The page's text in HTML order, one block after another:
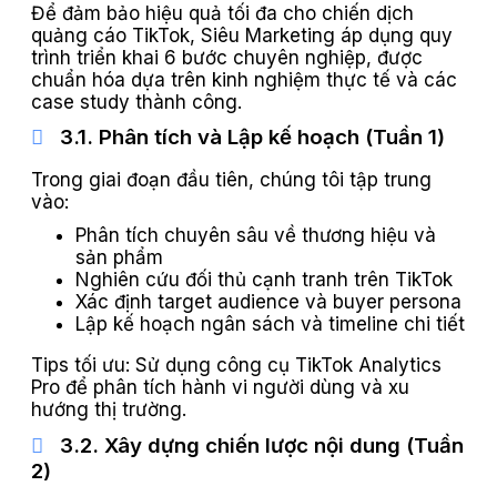
Để đảm bảo hiệu quả tối đa cho chiến dịch
quảng cáo TikTok, Siêu Marketing áp dụng quy
trình triển khai 6 bước chuyên nghiệp, được
chuẩn hóa dựa trên kinh nghiệm thực tế và các
case study thành công.
3.1. Phân tích và Lập kế hoạch (Tuần 1)
Trong giai đoạn đầu tiên, chúng tôi tập trung
vào:
Phân tích chuyên sâu về thương hiệu và
sản phẩm
Nghiên cứu đối thủ cạnh tranh trên TikTok
Xác định target audience và buyer persona
Lập kế hoạch ngân sách và timeline chi tiết
Tips tối ưu: Sử dụng công cụ TikTok Analytics
Pro để phân tích hành vi người dùng và xu
hướng thị trường.
3.2. Xây dựng chiến lược nội dung (Tuần
2)